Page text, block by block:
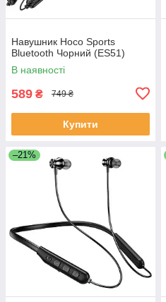
Навушник Hoco Sports
Bluetooth Чорний (ES51)
В наявності
589 ₴ 749 ₴
Купити
–21%